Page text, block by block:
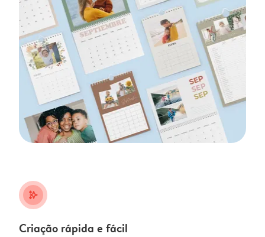
stars_plus
Criação rápida e fácil